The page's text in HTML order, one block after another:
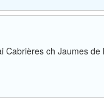
ch Jaumes de